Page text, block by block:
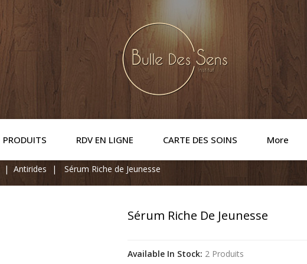
PRODUITS RDV EN LIGNE CARTE DES SOINS More
Antirides Sérum Riche de Jeunesse
Sérum Riche De Jeunesse
Available In Stock: 2 Produits